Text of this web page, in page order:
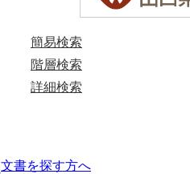
簡易検索
階層検索
詳細検索
文書を探す方へ